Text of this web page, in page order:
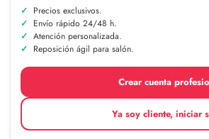
Precios exclusivos.
Envío rápido 24/48 h.
Atención personalizada.
Reposición ágil para salón.
Crear cuenta
Ya soy cliente, iniciar